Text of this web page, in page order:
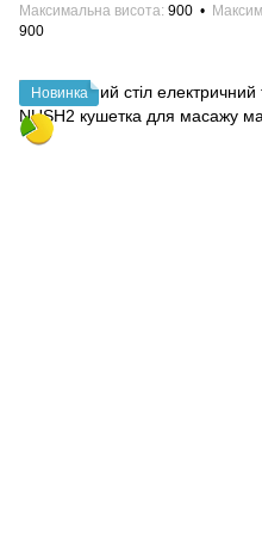
Максимальна висота 900
900
Новинка